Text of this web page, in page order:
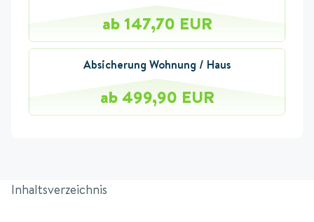
ab 147,70 EUR
Absicherung Wohnung / Haus
ab 499,90 EUR
Inhaltsverzeichnis